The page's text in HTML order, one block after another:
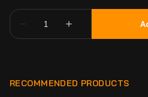
RECOMMENDED PRODUCTS